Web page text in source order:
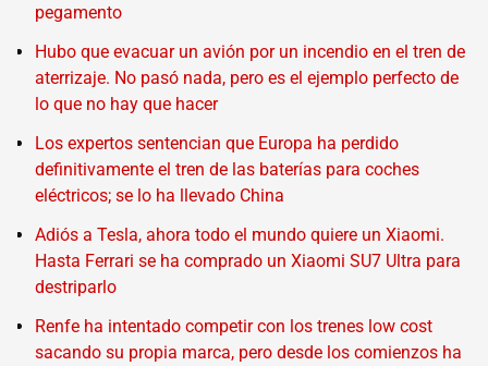
pegamento
Hubo que evacuar un avión por un incendio en el tren de
aterrizaje. No pasó nada, pero es el ejemplo perfecto de
lo que no hay que hacer
Los expertos sentencian que Europa ha perdido
definitivamente el tren de las baterías para coches
eléctricos; se lo ha llevado China
Adiós a Tesla, ahora todo el mundo quiere un Xiaomi.
Hasta Ferrari se ha comprado un Xiaomi SU7 Ultra para
destriparlo
Renfe ha intentado competir con los trenes low cost
sacando su propia marca, pero desde los comienzos ha